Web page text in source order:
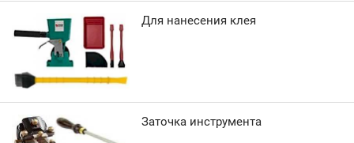
Для нанесения клея
Заточка инструмента